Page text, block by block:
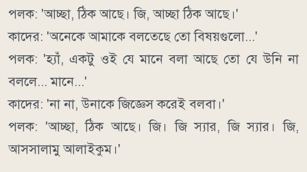
পলক: 'আচ্ছা, ঠিক আছে। জি, আচ্ছা ঠিক আছে।'
কাদের: 'অনেকে আমাকে বলতেছে তো বিষয়গুলো...'
পলক: 'হ্যাঁ, একটু ওই যে মানে বলা আছে তো যে উনি না
বললে... মানে...'
কাদের: 'না না, উনাকে জিজ্ঞেস করেই বলবা।'
পলক: 'আচ্ছা, ঠিক আছে। জি। জি স্যার, জি স্যার। জি,
আসসালামু আলাইকুম।'